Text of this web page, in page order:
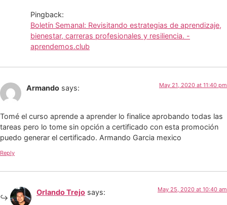
Pingback:
Boletín Semanal: Revisitando estrategias de aprendizaje,
bienestar, carreras profesionales y resiliencia. -
aprendemos.club
Armando says: May 21, 2020 at 11:40 pm
Tomé el curso aprende a aprender lo finalice aprobando todas las
tareas pero lo tome sin opción a certificado con esta promoción
puedo generar el certificado. Armando Garcia mexico
Reply
Orlando Trejo says: May 25, 2020 at 10:40 am